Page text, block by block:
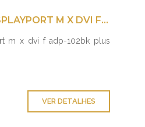
ADAPTADOR DISPLAYPORT M X DVI F ADP-102BK PLUS CABLE
m x dvi f adp-102bk plus
VER DETALHES